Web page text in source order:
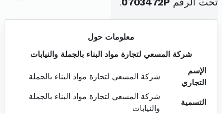
معلومات حول
شركة المسعي لتجارة مواد البناء بالجملة والنيابات
الإسم
التجاري
شركة المسعي لتجارة مواد البناء بالجملة
التسمية
شركة المسعي لتجارة مواد البناء بالجملة
والنيابات